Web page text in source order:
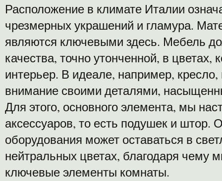
Расположение в климате Италии
чрезмерных украшений и гламура.
являются ключевыми здесь. Мебель
качества, точно утонченной, в цветах,
интерьер. В идеале, например, кресло,
внимание своими деталями,
Для этого, основного элемента, мы
аксессуаров, то есть подушек и штор.
оборудования может оставаться в
нейтральных цветах, благодаря чему
ключевые элементы комнаты.